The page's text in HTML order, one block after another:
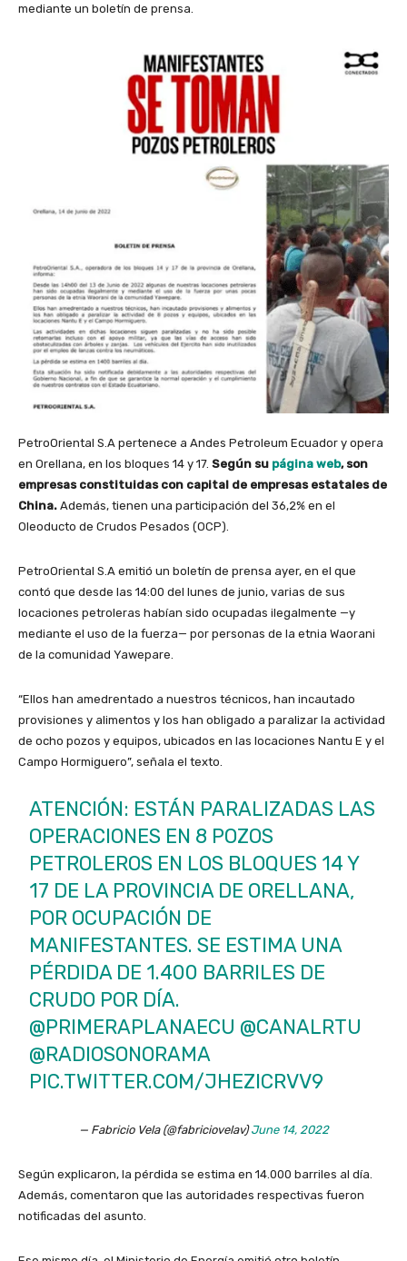
mediante un boletín de prensa.
PetroOriental S.A pertenece a Andes Petroleum Ecuador y opera
en Orellana, en los bloques 14 y 17. Según su página web, son
empresas constituidas con capital de empresas estatales de
China. Además, tienen una participación del 36,2% en el
Oleoducto de Crudos Pesados (OCP).
PetroOriental S.A emitió un boletín de prensa ayer, en el que
contó que desde las 14:00 del lunes de junio, varias de sus
locaciones petroleras habían sido ocupadas ilegalmente —y
mediante el uso de la fuerza— por personas de la etnia Waorani
de la comunidad Yawepare.
“Ellos han amedrentado a nuestros técnicos, han incautado
provisiones y alimentos y los han obligado a paralizar la actividad
de ocho pozos y equipos, ubicados en las locaciones Nantu E y el
Campo Hormiguero”, señala el texto.
ATENCIÓN: ESTÁN PARALIZADAS LAS
OPERACIONES EN 8 POZOS
PETROLEROS EN LOS BLOQUES 14 Y
17 DE LA PROVINCIA DE ORELLANA,
POR OCUPACIÓN DE
MANIFESTANTES. SE ESTIMA UNA
PÉRDIDA DE 1.400 BARRILES DE
CRUDO POR DÍA.
@PRIMERAPLANAECU @CANALRTU
@RADIOSONORAMA
PIC.TWITTER.COM/JHEZICRVV9
— Fabricio Vela (@fabriciovelav)June 14, 2022
Según explicaron, la pérdida se estima en 14.000 barriles al día.
Además, comentaron que las autoridades respectivas fueron
notificadas del asunto.